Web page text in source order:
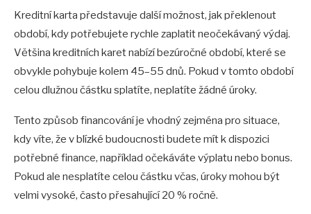
Kreditní karta představuje další možnost, jak překlenout
období, kdy potřebujete rychle zaplatit neočekávaný výdaj.
Většina kreditních karet nabízí bezúročné období, které se
obvykle pohybuje kolem 45–55 dnů. Pokud v tomto období
celou dlužnou částku splatíte, neplatíte žádné úroky.
Tento způsob financování je vhodný zejména pro situace,
kdy víte, že v blízké budoucnosti budete mít k dispozici
potřebné finance, například očekáváte výplatu nebo bonus.
Pokud ale nesplatíte celou částku včas, úroky mohou být
velmi vysoké, často přesahující 20 % ročně.